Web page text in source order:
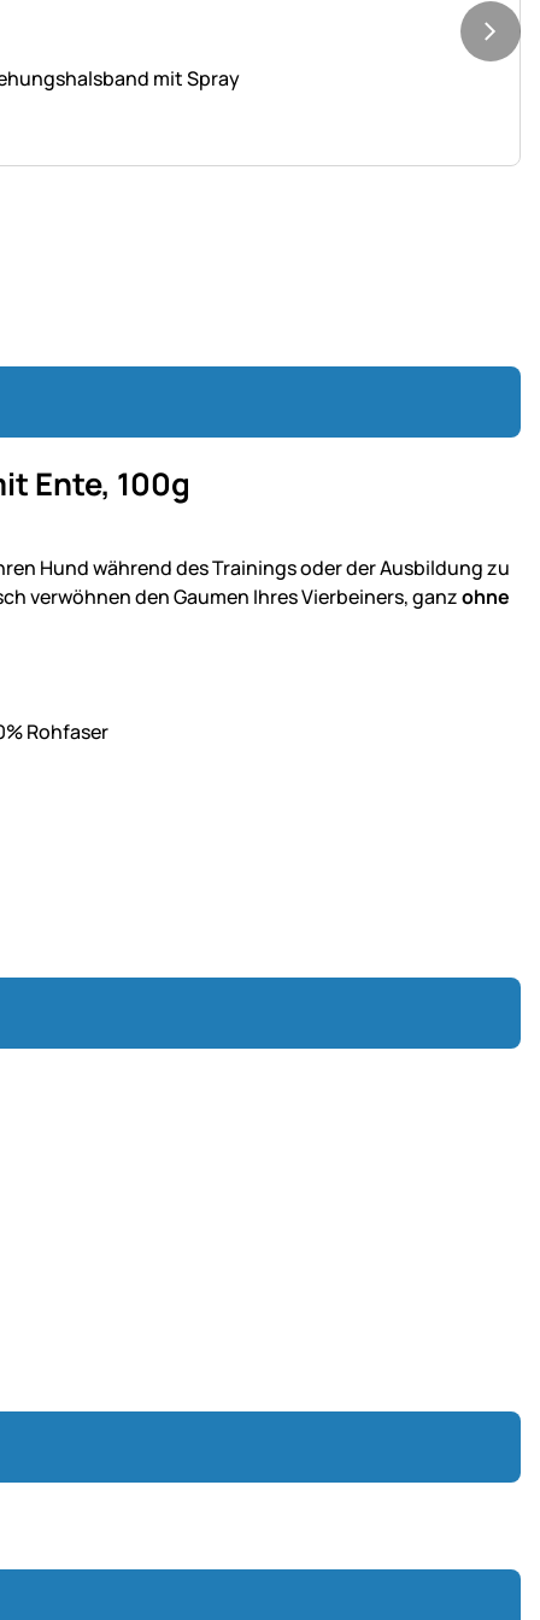
mit Spray
Ente, 100g
Hund während des Trainings oder der Ausbildung zu
verwöhnen den Gaumen Ihres Vierbeiners, ganzohne
Rohfaser